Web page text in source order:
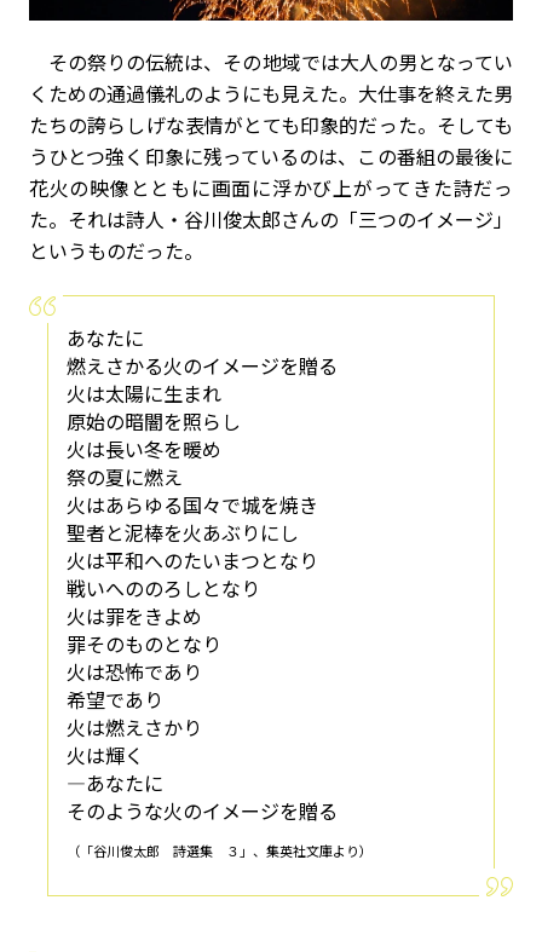
その祭りの伝統は、その地域では大人の男となってい
くための通過儀礼のようにも見えた。大仕事を終えた男
たちの誇らしげな表情がとても印象的だった。そしても
うひとつ強く印象に残っているのは、この番組の最後に
花火の映像とともに画面に浮かび上がってきた詩だっ
た。それは詩人・谷川俊太郎さんの「三つのイメージ」
というものだった。
あなたに
燃えさかる火のイメージを贈る
火は太陽に生まれ
原始の暗闇を照らし
火は長い冬を暖め
祭の夏に燃え
火はあらゆる国々で城を焼き
聖者と泥棒を火あぶりにし
火は平和へのたいまつとなり
戦いへののろしとなり
火は罪をきよめ
罪そのものとなり
火は恐怖であり
希望であり
火は燃えさかり
火は輝く
―あなたに
そのような火のイメージを贈る
（「谷川俊太郎 詩選集 ３」、集英社文庫より）